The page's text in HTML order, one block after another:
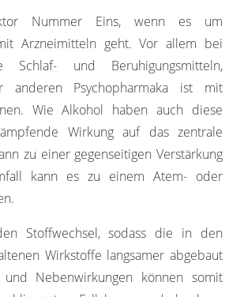
Nummer Eins, wenn es um
Arzneimitteln geht. Vor allem bei
Schlaf- und Beruhigungsmitteln,
anderen Psychopharmaka ist mit
Wie Alkohol haben auch diese
Wirkung auf das zentrale
zu einer gegenseitigen Verstärkung
kann es zu einem Atem- oder
Stoffwechsel, sodass die in den
Wirkstoffe langsamer abgebaut
Nebenwirkungen können somit